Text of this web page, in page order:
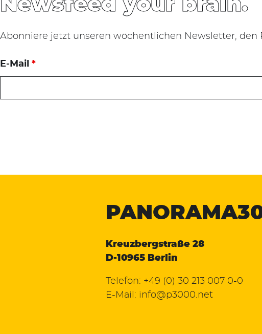
Newsfeed your brain.
Abonniere jetzt unseren wöchentlichen Newsletter, den
E-Mail *
Kreuzbergstraße 28
D-10965 Berlin
Telefon: +49 (0) 30 213 007 0-0
E-Mail: info@p3000.net